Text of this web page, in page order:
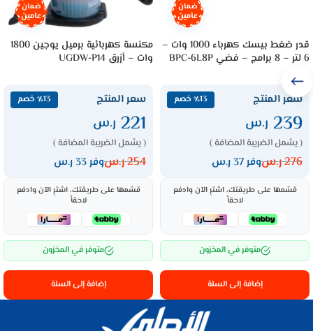
ضمان
عامين
قدر ضغط بيسك كهرباء 1000 وات –
6 لتر – 8 برامج – فضي BPC-6L8P
سعر المنتج ٪13 خصم
239 ر.س
( يشمل الضريبة المضافة )
276ر.سوفر 37 ر.س
قسّمها على طريقتك، اشترِ الآن وادفع
لاحقاً
متوفر في المخزون
إضافة إلى السلة
ضمان
عامين
مكنسة كهربائية برميل يوجين 1800
وات – أزرق UGDW-P14
سعر المنتج ٪13 خصم
221 ر.س
( يشمل الضريبة المضافة )
254ر.سوفر 33 ر.س
قسّمها على طريقتك، اشترِ الآن وادفع
لاحقاً
متوفر في المخزون
إضافة إلى السلة